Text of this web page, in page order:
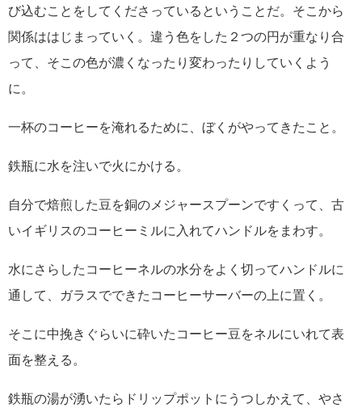
び込むことをしてくださっているということだ。そこから
関係ははじまっていく。違う色をした２つの円が重なり合
って、そこの色が濃くなったり変わったりしていくよう
に。
一杯のコーヒーを淹れるために、ぼくがやってきたこと。
鉄瓶に水を注いで火にかける。
自分で焙煎した豆を銅のメジャースプーンですくって、古
いイギリスのコーヒーミルに入れてハンドルをまわす。
水にさらしたコーヒーネルの水分をよく切ってハンドルに
通して、ガラスでできたコーヒーサーバーの上に置く。
そこに中挽きぐらいに砕いたコーヒー豆をネルにいれて表
面を整える。
鉄瓶の湯が湧いたらドリップポットにうつしかえて、やさ